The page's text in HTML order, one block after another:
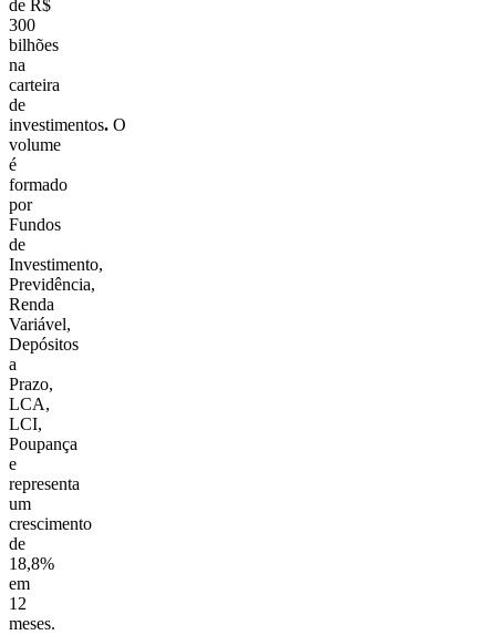
de R$
300
bilhões
na
carteira
de
investimentos. O
volume
é
formado
por
Fundos
de
Investimento,
Previdência,
Renda
Variável,
Depósitos
a
Prazo,
LCA,
LCI,
Poupança
e
representa
um
crescimento
de
18,8%
em
12
meses.